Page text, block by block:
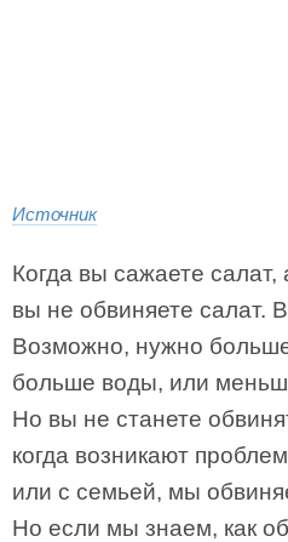
Источник
Когда вы сажаете салат,
вы не обвиняете салат.
Возможно, нужно
больше воды, или
Но вы не станете
когда возникают
или с семьей, мы
Но если мы знаем, как